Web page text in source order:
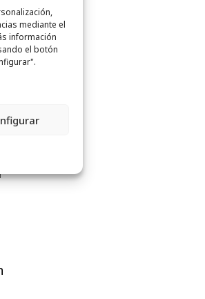
mediante el
información
el botón